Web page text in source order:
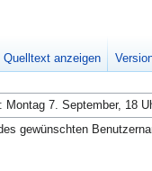
Montag 7. September, 18
gewünschten
Quelltext anzeigen